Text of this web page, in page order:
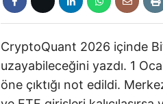
CryptoQuant 2026 içinde
uzayabileceğini yazdı. 1
öne çıktığı not edildi.